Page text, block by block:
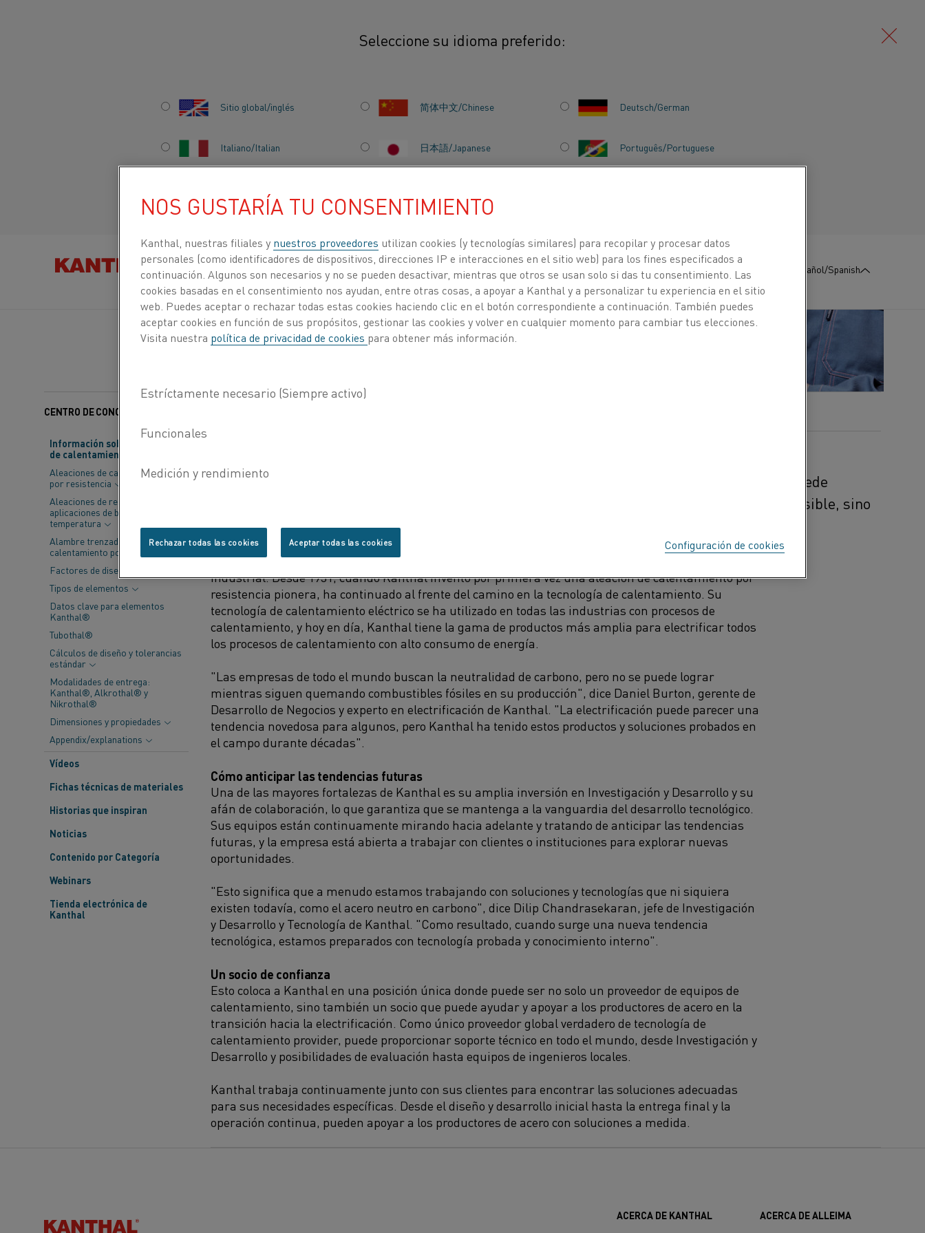
Seleccione su idioma preferido:
Sitio global/inglés 简体中文/Chinese Deutsch/German
Italiano/Italian 日本語/Japanese Português/Portuguese
BUSCAR PRODUCTOS
POR
ACERCA DE
NOSOTROS
CENTRO DE
CONOCIMIENTO
:
Póngase en contacto con
nosotros
Español/Spanish
Historias que inspiran Un socio de calentamiento global en el que puede confiar
UN SOCIO DE
CALENTAMIENTO GLOBAL
EN EL QUE PUEDE
CONFIAR
CENTRO DE CONOCIMIENTO
Información sobre material
de calentamiento
Aleaciones de calentamiento
por resistencia
Aleaciones de resistencia para
aplicaciones de baja
temperatura
Alambre trenzado de
calentamiento por resistencia
Factores de diseño
Tipos de elementos
Datos clave para elementos
Kanthal®
Tubothal®
Cálculos de diseño y tolerancias
estándar
Modalidades de entrega:
Kanthal®, Alkrothal® y
Nikrothal®
Dimensiones y propiedades
Appendix/explanations
Vídeos
Fichas técnicas de materiales
Historias que inspiran
Noticias
Contenido por Categoría
Webinars
Tienda electrónica de
Kanthal
significativamente
Kanthal no solo puede
para hacer esto posible, sino
que también puede apoyar a sus clientes
El mayor activo de Kanthales su amplia experiencia y conocimientos en calentamiento eléctrico
industrial.Desde 1931, cuandoKanthalinventó por primera vezuna aleación de calentamiento por
resistencia pionera, ha continuado al frente del camino en la tecnología de calentamiento. Su
tecnología de calentamiento eléctrico se ha utilizado en todas las industrias con procesos de
calentamiento, y hoy en día, Kanthal tiene la gama de productos más amplia para electrificar todos
los procesos de calentamiento con alto consumo de energía.
"Las empresas de todo el mundo buscan la neutralidad de carbono, pero no se puede lograr
mientras siguen quemando combustibles fósiles en su producción", dice Daniel Burton, gerente de
Desarrollo de Negocios y experto en electrificación de Kanthal. "La electrificación puede parecer una
tendencia novedosa para algunos, pero Kanthal ha tenido estos productos y soluciones probados en
el campo durante décadas".
Cómo anticipar las tendencias futuras
Una de las mayores fortalezas de Kanthal es su amplia inversión en Investigación y Desarrollo ysu
afán de colaboración, lo que garantiza que se mantenga a la vanguardia del desarrollo tecnológico.
Sus equipos están continuamente mirando hacia adelante y tratando de anticipar las tendencias
futuras, y la empresa está abierta a trabajar con clientes o instituciones para explorar nuevas
oportunidades.
"Esto significa que a menudo estamos trabajando con soluciones y tecnologías que ni siquiera
existen todavía, como el acero neutro en carbono", dice Dilip Chandrasekaran, jefe de Investigación
y Desarrollo y Tecnología de Kanthal. "Como resultado, cuando surge una nueva tendencia
tecnológica, estamos preparados con tecnología probada yconocimiento interno".
Un socio de confianza
Esto coloca a Kanthal en una posición única donde puede ser no solo un proveedor de equipos de
calentamiento, sino también un socio que puede ayudar y apoyar a los productores de acero en la
transición hacia la electrificación. Como único proveedor globalverdadero de tecnología de
calentamiento provider, puede proporcionar soporte técnico en todo el mundo, desde Investigación y
Desarrollo y posibilidades de evaluación hasta equipos de ingenieros locales.
Kanthal trabaja continuamente junto con sus clientes para encontrar las soluciones adecuadas
para sus necesidades específicas. Desde el diseño y desarrollo inicial hasta la entrega final y la
operación continua, pueden apoyara los productores de acero con soluciones a medida.
Kanthal® ACERCA DE KANTHAL ACERCA DE ALLEIMA
NOS GUSTARÍA TU CONSENTIMIENTO
Kanthal, nuestras filiales y nuestros proveedores utilizan cookies (y tecnologías similares) para recopilar y procesar datos
personales (como identificadores de dispositivos, direcciones IP e interacciones en el sitio web) para los fines especificados a
continuación. Algunos son necesarios y no se pueden desactivar, mientras que otros se usan solo si das tu consentimiento. Las
cookies basadas en el consentimiento nos ayudan, entre otras cosas, a apoyar a Kanthal y a personalizar tu experiencia en el sitio
web. Puedes aceptar o rechazar todas estas cookies haciendo clic en el botón correspondiente a continuación. También puedes
aceptar cookies en función de sus propósitos, gestionar las cookies y volver en cualquier momento para cambiar tus elecciones.
Visita nuestra política de privacidad de cookies para obtener más información.
Configuración de cookies
Rechazar todas las cookies Aceptar todas las cookies